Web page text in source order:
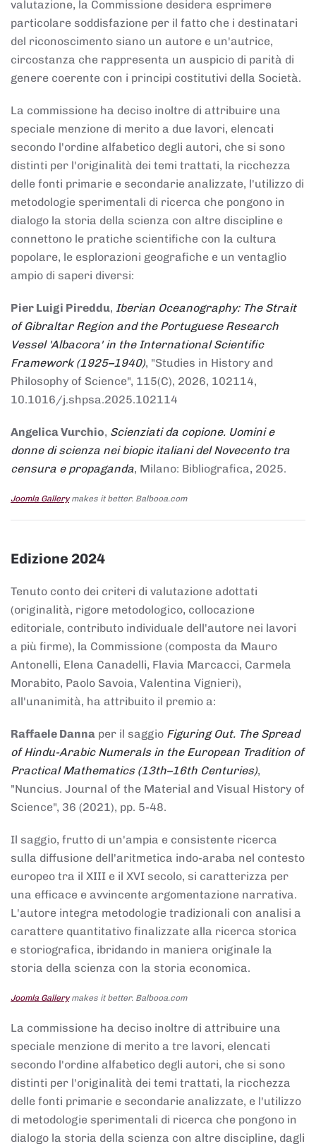
valutazione, la Commissione desidera esprimere
particolare soddisfazione per il fatto che i destinatari
del riconoscimento siano un autore e un'autrice,
circostanza che rappresenta un auspicio di parità di
genere coerente con i principi costitutivi della Società.
La commissione ha deciso inoltre di attribuire una
speciale menzione di merito a due lavori, elencati
secondo l'ordine alfabetico degli autori, che si sono
distinti per l'originalità dei temi trattati, la ricchezza
delle fonti primarie e secondarie analizzate, l'utilizzo di
metodologie sperimentali di ricerca che pongono in
dialogo la storia della scienza con altre discipline e
connettono le pratiche scientifiche con la cultura
popolare, le esplorazioni geografiche e un ventaglio
ampio di saperi diversi:
Pier Luigi Pireddu, Iberian Oceanography: The Strait
of Gibraltar Region and the Portuguese Research
Vessel 'Albacora' in the International Scientific
Framework (1925–1940), "Studies in History and
Philosophy of Science", 115(C), 2026, 102114,
10.1016/j.shpsa.2025.102114
Angelica Vurchio, Scienziati da copione. Uomini e
donne di scienza nei biopic italiani del Novecento tra
censura e propaganda, Milano: Bibliografica, 2025.
Joomla Gallerymakes it better. Balbooa.com
Edizione 2024
Tenuto conto dei criteri di valutazione adottati
(originalità, rigore metodologico, collocazione
editoriale, contributo individuale dell'autore nei lavori
a più firme), la Commissione (composta da Mauro
Antonelli, Elena Canadelli, Flavia Marcacci, Carmela
Morabito, Paolo Savoia, Valentina Vignieri),
all'unanimità, ha attribuito il premio a:
Raffaele Danna per il saggio Figuring Out. The Spread
of Hindu-Arabic Numerals in the European Tradition of
Practical Mathematics (13th–16th Centuries),
"Nuncius. Journal of the Material and Visual History of
Science", 36 (2021), pp. 5-48.
Il saggio, frutto di un'ampia e consistente ricerca
sulla diffusione dell'aritmetica indo-araba nel contesto
europeo tra il XIII e il XVI secolo, si caratterizza per
una efficace e avvincente argomentazione narrativa.
L'autore integra metodologie tradizionali con analisi a
carattere quantitativo finalizzate alla ricerca storica
e storiografica, ibridando in maniera originale la
storia della scienza con la storia economica.
Joomla Gallerymakes it better. Balbooa.com
La commissione ha deciso inoltre di attribuire una
speciale menzione di merito a tre lavori, elencati
secondo l'ordine alfabetico degli autori, che si sono
distinti per l'originalità dei temi trattati, la ricchezza
delle fonti primarie e secondarie analizzate, e l'utilizzo
di metodologie sperimentali di ricerca che pongono in
dialogo la storia della scienza con altre discipline, dagli